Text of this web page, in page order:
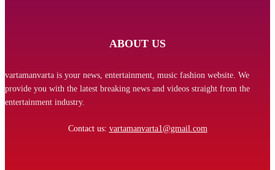
ABOUT US
vartamanvarta is your news, entertainment, music fashion website. We
provide you with the latest breaking news and videos straight from the
entertainment industry.
Contact us: vartamanvarta1@gmail.com